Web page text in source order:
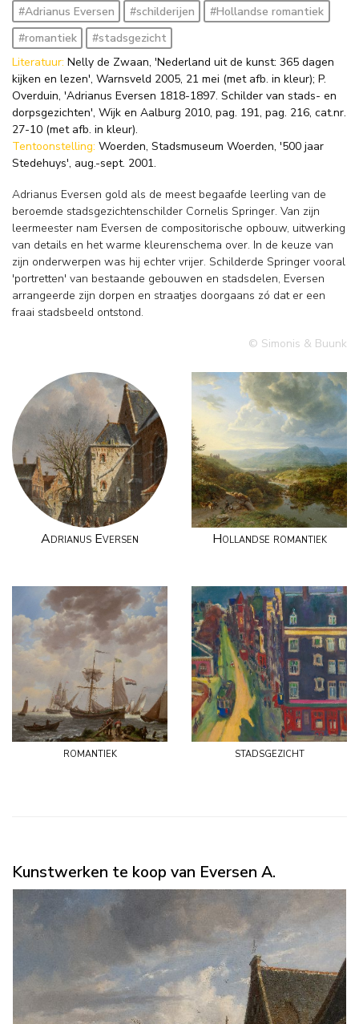
#Adrianus Eversen #schilderijen
#Hollandse romantiek
#romantiek
#stadsgezicht
Literatuur: Nelly de Zwaan, 'Nederland uit de kunst: 365 dagen
kijken en lezen', Warnsveld 2005, 21 mei (met afb. in kleur); P.
Overduin, 'Adrianus Eversen 1818-1897. Schilder van stads- en
dorpsgezichten', Wijk en Aalburg 2010, pag. 191, pag. 216, cat.nr.
27-10 (met afb. in kleur).
Tentoonstelling: Woerden, Stadsmuseum Woerden, '500 jaar
Stedehuys', aug.-sept. 2001.
Adrianus Eversen gold als de meest begaafde leerling van de
beroemde stadsgezichtenschilder Cornelis Springer. Van zijn
leermeester nam Eversen de compositorische opbouw, uitwerking
van details en het warme kleurenschema over. In de keuze van
zijn onderwerpen was hij echter vrijer. Schilderde Springer vooral
'portretten' van bestaande gebouwen en stadsdelen, Eversen
arrangeerde zijn dorpen en straatjes doorgaans zó dat er een
fraai stadsbeeld ontstond.
© Simonis & Buunk
Adrianus Eversen Hollandse romantiek
romantiek stadsgezicht
Kunstwerken te koop van Eversen A.